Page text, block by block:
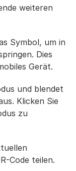
weiteren
Symbol, um in
Dies
Gerät.
und blendet
Klicken Sie
zu
Code teilen.